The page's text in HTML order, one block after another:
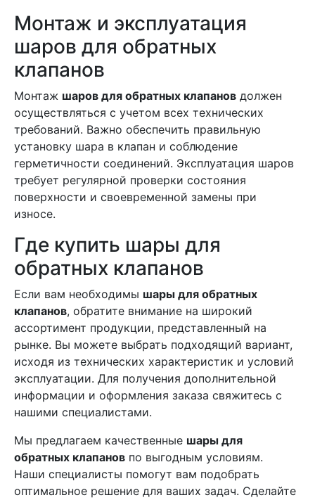
Монтаж и эксплуатация
шаров для обратных
клапанов
Монтаж шаров для обратных клапанов должен
осуществляться с учетом всех технических
требований. Важно обеспечить правильную
установку шара в клапан и соблюдение
герметичности соединений. Эксплуатация шаров
требует регулярной проверки состояния
поверхности и своевременной замены при
износе.
Где купить шары для
обратных клапанов
Если вам необходимы шары для обратных
клапанов, обратите внимание на широкий
ассортимент продукции, представленный на
рынке. Вы можете выбрать подходящий вариант,
исходя из технических характеристик и условий
эксплуатации. Для получения дополнительной
информации и оформления заказа свяжитесь с
нашими специалистами.
Мы предлагаем качественные шары для
обратных клапанов по выгодным условиям.
Наши специалисты помогут вам подобрать
оптимальное решение для ваших задач. Сделайте